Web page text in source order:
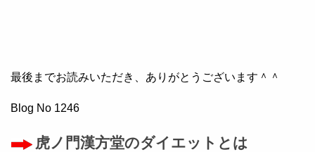
最後までお読みいただき、ありがとうございます＾＾
Blog No 1246
虎ノ門漢方堂のダイエットとは